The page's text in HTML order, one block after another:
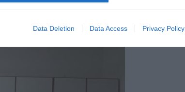
Data Deletion Data Access Privacy Policy
lipsit de la acest eveniment mâncăruri
precum şi alte dulciuri tipice.